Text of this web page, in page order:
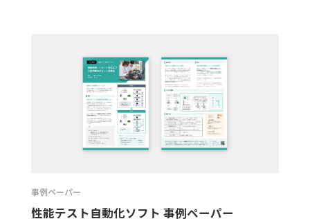
事例ペーパー
性能テスト自動化ソフト 事例ペーパー